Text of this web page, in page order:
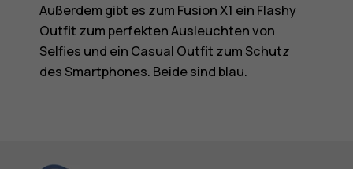
Außerdem gibt es zum Fusion X1 ein Flashy
Outfit zum perfekten Ausleuchten von
Selfies und ein Casual Outfit zum Schutz
des Smartphones. Beide sind blau.